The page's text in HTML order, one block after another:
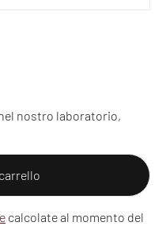
nostro laboratorio,
calcolate al momento del